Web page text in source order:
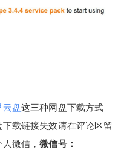
云盘这三种网盘下载方式
载链接失效请在评论区留
人微信，微信号：
x5jsq6；解压码：
帐号，即送300积分
吧！ 0 收藏